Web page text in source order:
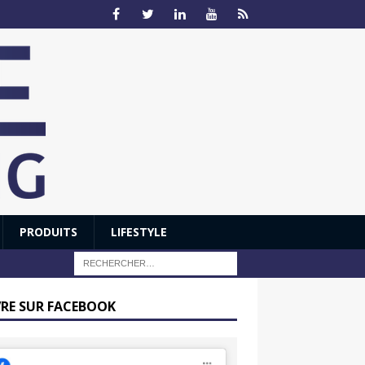
PRODUITS LIFESTYLE
SUR FACEBOOK